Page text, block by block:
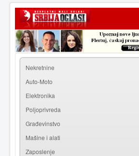
Nekretnine
Auto-Moto
Elektronika
Poljoprivreda
Građevinstvo
Mašine i alati
Zaposlenje